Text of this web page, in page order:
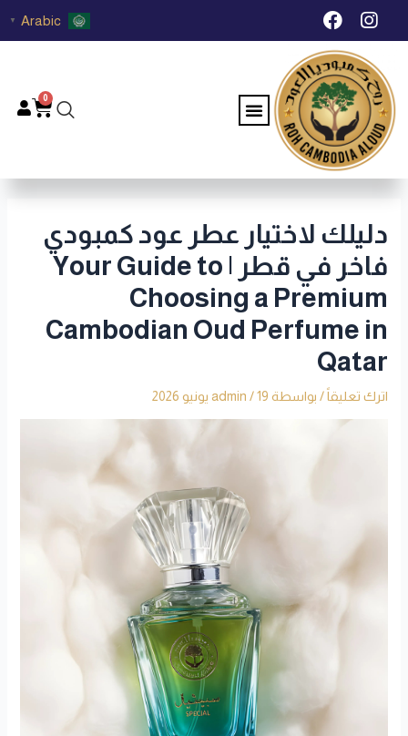
تخطي I
n
s
t
a
g
r
a
m
F
a
c
e
b
o
o
k
Arabic
▼
Menu
0
دليلك لاختيار عطر عود كمبودي
فاخر في قطر | Your Guide to
Choosing a Premium
Cambodian Oud Perfume in
Qatar
اترك تعليقاً / بواسطة admin /19 يونيو 2026
Post
navigation